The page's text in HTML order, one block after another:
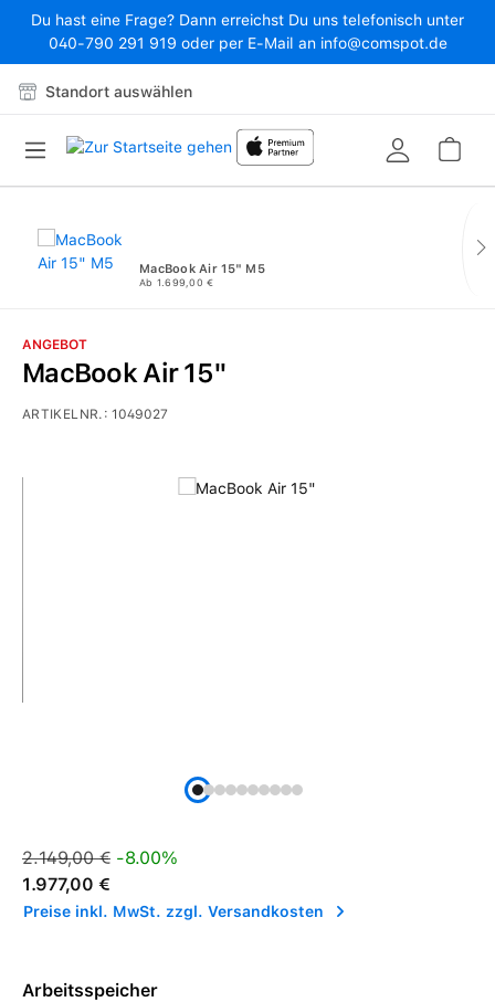
Zum Hauptinhalt springen
Du hast eine Frage? Dann erreichst Du uns telefonisch unter
040-790 291 919 oder per E-Mail an info@comspot.de
Standort auswählen
MacBook Air 15" M5
Ab 1.699,00 €
Bildergalerie überspringen
ANGEBOT
MacBook Air 15"
ARTIKELNR.:1049027
Verkaufspreis:
Regulärer Preis:
2.149,00 € -8.00%
1.977,00 €
Preise inkl. MwSt. zzgl. Versandkosten
Arbeitsspeicher